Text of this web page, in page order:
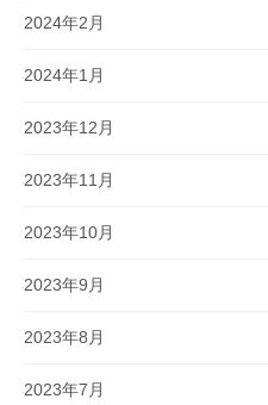
2024年2月
2024年1月
2023年12月
2023年11月
2023年10月
2023年9月
2023年8月
2023年7月